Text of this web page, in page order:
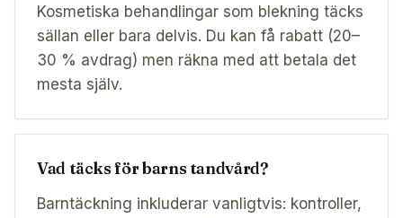
Kosmetiska behandlingar som blekning täcks
sällan eller bara delvis. Du kan få rabatt (20–
30 % avdrag) men räkna med att betala det
mesta själv.
Vad täcks för barns tandvård?
Barntäckning inkluderar vanligtvis: kontroller,